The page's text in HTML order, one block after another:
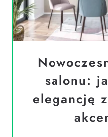
Ślub
salonu:
elegancję